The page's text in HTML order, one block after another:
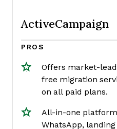
ActiveCampaign
PROS
Offers market-
free migration
on all paid plans.
All-in-one
WhatsApp, landing